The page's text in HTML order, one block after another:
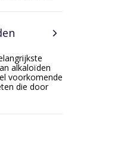
alkaloïden
voorkomende
die door